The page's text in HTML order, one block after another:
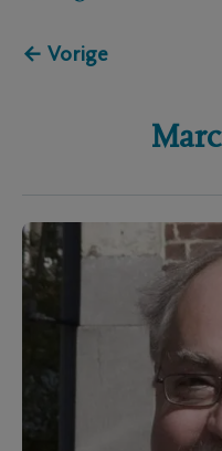
← Vorige
Marc